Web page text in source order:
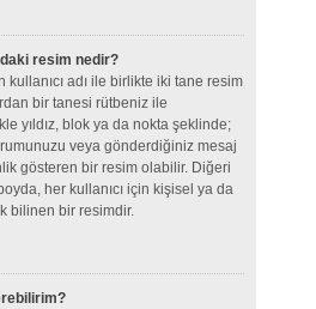
resim nedir?
kullanıcı adı ile birlikte iki tane resim
bir tanesi rütbeniz ile
yıldız, blok ya da nokta şeklinde;
veya gönderdiğiniz mesaj
gösteren bir resim olabilir. Diğeri
her kullanıcı için kişisel ya da
bilinen bir resimdir.